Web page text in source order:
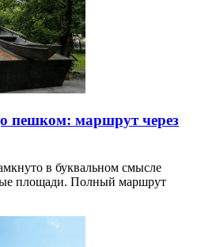
пешком: маршрут через
в буквальном смысле
площади. Полный маршрут